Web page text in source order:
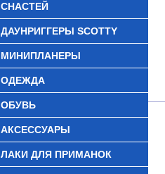
СНАСТЕЙ
ДАУНРИГГЕРЫ SCOTTY
МИНИПЛАНЕРЫ
ОДЕЖДА
ОБУВЬ
АКСЕССУАРЫ
ЛАКИ ДЛЯ ПРИМАНОК